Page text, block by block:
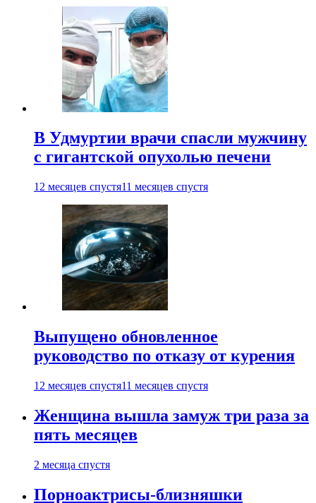
В Удмуртии врачи спасли мужчину
с гигантской опухолью печени
12 месяцев спустя11 месяцев спустя
Выпущено обновленное
руководство по отказу от курения
12 месяцев спустя11 месяцев спустя
Женщина вышла замуж три раза за
пять месяцев
2 месяца спустя
Порноактрисы-близняшки